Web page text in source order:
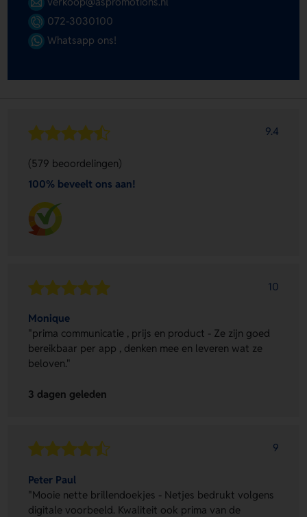
072-3030100
Whatsapp ons!
9.4
(579 beoordelingen)
100% beveelt ons aan!
10
Monique
"prima communicatie , prijs en product - Ze zijn goed
bereikbaar per app , denken mee en leveren wat ze
beloven."
3 dagen geleden
9
Peter Paul
"Mooie nette brillendoekjes - Netjes bedrukt volgens
digitale voorbeeld. Kwaliteit ook prima van de